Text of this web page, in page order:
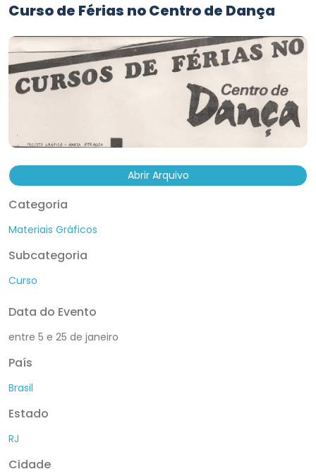
Curso de Férias no Centro de Dança
Abrir Arquivo
Categoria
Materiais Gráficos
Subcategoria
Curso
Data do Evento
entre 5 e 25 de janeiro
País
Brasil
Estado
RJ
Cidade